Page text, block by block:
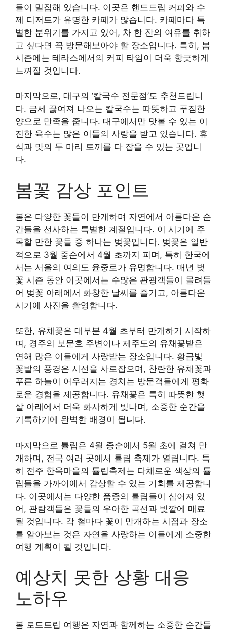
들이 밀집해 있습니다. 이곳은 핸드드립 커피와 수
제 디저트가 유명한 카페가 많습니다. 카페마다 특
별한 분위기를 가지고 있어, 차 한 잔의 여유를 취하
고 싶다면 꼭 방문해보아야 할 장소입니다. 특히, 봄
시즌에는 테라스에서의 커피 타임이 더욱 향긋하게
느껴질 것입니다.
마지막으로, 대구의 ‘칼국수 전문점’도 추천드립니
다. 금세 끓여져 나오는 칼국수는 따뜻하고 푸짐한
양으로 만족을 줍니다. 대구에서만 맛볼 수 있는 이
진한 육수는 많은 이들의 사랑을 받고 있습니다. 휴
식과 맛의 두 마리 토끼를 다 잡을 수 있는 곳입니
다.
봄꽃 감상 포인트
봄은 다양한 꽃들이 만개하며 자연에서 아름다운 순
간들을 선사하는 특별한 계절입니다. 이 시기에 주
목할 만한 꽃들 중 하나는 벚꽃입니다. 벚꽃은 일반
적으로 3월 중순에서 4월 초까지 피며, 특히 한국에
서는 서울의 여의도 윤중로가 유명합니다. 매년 벚
꽃 시즌 동안 이곳에서는 수많은 관광객들이 몰려들
어 벚꽃 아래에서 화창한 날씨를 즐기고, 아름다운
시기에 사진을 촬영합니다.
또한, 유채꽃은 대부분 4월 초부터 만개하기 시작하
며, 경주의 보문호 주변이나 제주도의 유채꽃밭은
연해 많은 이들에게 사랑받는 장소입니다. 황금빛
꽃밭의 풍경은 시선을 사로잡으며, 찬란한 유채꽃과
푸른 하늘이 어우러지는 경치는 방문객들에게 평화
로운 경험을 제공합니다. 유채꽃은 특히 따뜻한 햇
살 아래에서 더욱 화사하게 빛나며, 소중한 순간을
기록하기에 완벽한 배경이 됩니다.
마지막으로 튤립은 4월 중순에서 5월 초에 걸쳐 만
개하며, 전국 여러 곳에서 튤립 축제가 열립니다. 특
히 전주 한옥마을의 튤립축제는 다채로운 색상의 튤
립들을 가까이에서 감상할 수 있는 기회를 제공합니
다. 이곳에서는 다양한 품종의 튤립들이 심어져 있
어, 관람객들은 꽃들의 우아한 곡선과 빛깔에 매료
될 것입니다. 각 철마다 꽃이 만개하는 시점과 장소
를 알아보는 것은 자연을 사랑하는 이들에게 소중한
여행 계획이 될 것입니다.
예상치 못한 상황 대응
노하우
봄 로드트립 여행은 자연과 함께하는 소중한 순간들